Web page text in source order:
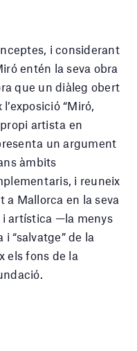
i considerant
entén la seva obra
que un diàleg obert
“Miró,
artista en
un argument
àmbits
i reuneix
a Mallorca en la seva
artística —la menys
“salvatge” de la
els fons de la